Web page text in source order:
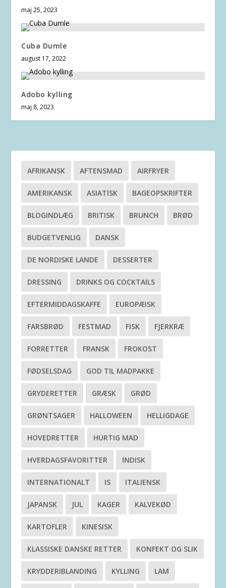
maj 25, 2023
Cuba Dumle
august 17, 2022
Adobo kylling
maj 8, 2023
AFRIKANSK AFTENSMAD AIRFRYER
AMERIKANSK ASIATISK BAGEOPSKRIFTER
BLOGINDLÆG BRITISK BRUNCH BRØD
BUDGETVENLIG DANSK
DE NORDISKE LANDE DESSERTER
DRESSING DRINKS OG COCKTAILS
EFTERMIDDAGSKAFFE EUROPÆISK
FARSBRØD FESTMAD FISK FJERKRÆ
FORRETTER FRANSK FROKOST
FØDSELSDAG GOD TIL MADPAKKE
GRYDERETTER GRÆSK GRØD
GRØNTSAGER HALLOWEEN HELLIGDAGE
HOVEDRETTER HURTIG MAD
HVERDAGSFAVORITTER INDISK
INTERNATIONALT IS ITALIENSK
JAPANSK JUL KAGER KALVEKØD
KARTOFLER KINESISK
KLASSISKE DANSKE RETTER KONFEKT OG SLIK
KRYDDERIBLANDING KYLLING LAM